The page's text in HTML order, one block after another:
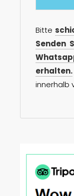
Bitte
Senden
erhalten.
innerhalb